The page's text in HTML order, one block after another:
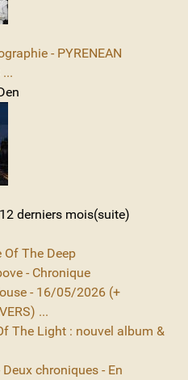
- PYRENEAN
derniers mois(suite)
Of The Deep
- Chronique
- 16/05/2026 (+
...
The Light : nouvel album &
Deux chroniques - En